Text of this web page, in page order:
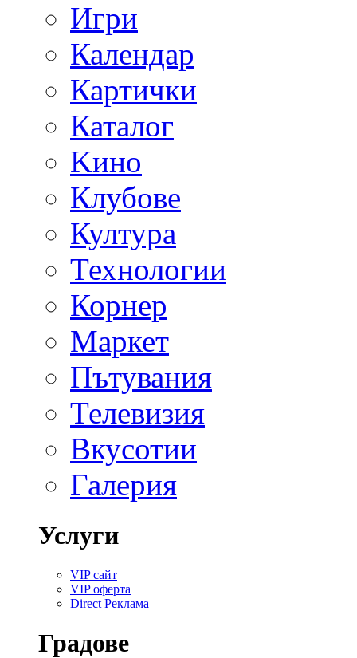
Игри
Календар
Картички
Каталог
Kино
Клубове
Култура
Технологии
Корнер
Маркет
Пътувания
Телевизия
Вкусотии
Галерия
Услуги
VIP сайт
VIP оферта
Direct Реклама
Градове